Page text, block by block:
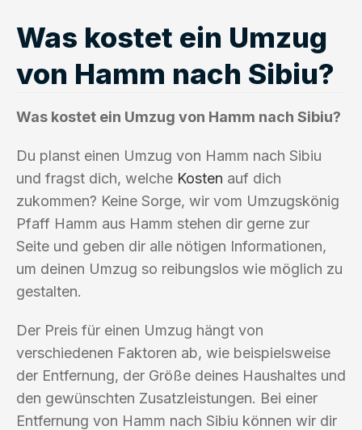
Was kostet ein Umzug
von Hamm nach Sibiu?
Was kostet ein Umzug von Hamm nach Sibiu?
Du planst einen Umzug von Hamm nach Sibiu
und fragst dich, welche Kosten auf dich
zukommen? Keine Sorge, wir vom Umzugskönig
Pfaff Hamm aus Hamm stehen dir gerne zur
Seite und geben dir alle nötigen Informationen,
um deinen Umzug so reibungslos wie möglich zu
gestalten.
Der Preis für einen Umzug hängt von
verschiedenen Faktoren ab, wie beispielsweise
der Entfernung, der Größe deines Haushaltes und
den gewünschten Zusatzleistungen. Bei einer
Entfernung von Hamm nach Sibiu können wir dir